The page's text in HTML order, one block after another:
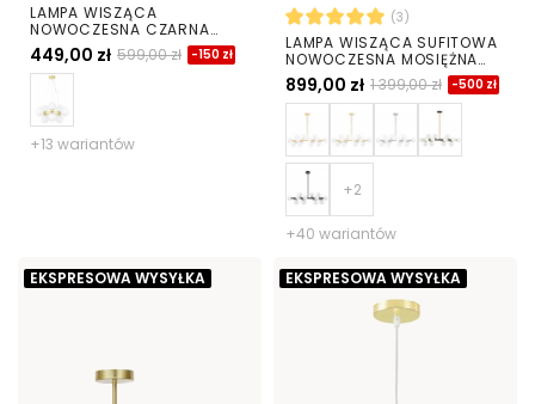
LAMPA WISZĄCA
NOWOCZESNA CZARNA
BIAŁE KULE LEDO 9
449,00 zł 599,00 zł -150 zł
+13 wariantów
(3)
LAMPA WISZĄCA SUFITOWA
NOWOCZESNA MOSIĘŻNA
BIAŁE KULE PETRICA 16
899,00 zł 1 399,00 zł -500 zł
+40 wariantów
EKSPRESOWA WYSYŁKA EKSPRESOWA WYSYŁKA